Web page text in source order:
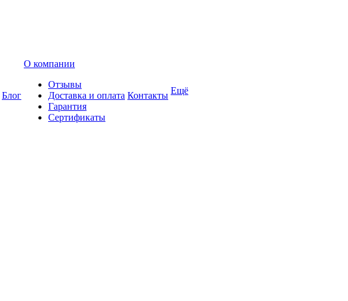
Блог
О компании
Отзывы
Доставка и оплата
Гарантия
Сертификаты
Контакты Ещё